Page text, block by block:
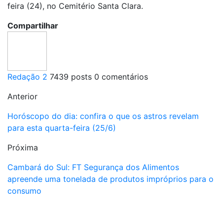
feira (24), no Cemitério Santa Clara.
Compartilhar
Redação 2 7439 posts 0 comentários
Anterior
Horóscopo do dia: confira o que os astros revelam
para esta quarta-feira (25/6)
Próxima
Cambará do Sul: FT Segurança dos Alimentos
apreende uma tonelada de produtos impróprios para o
consumo